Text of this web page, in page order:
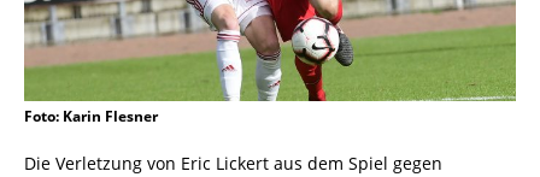
Foto: Karin Flesner
Die Verletzung von Eric Lickert aus dem Spiel gegen